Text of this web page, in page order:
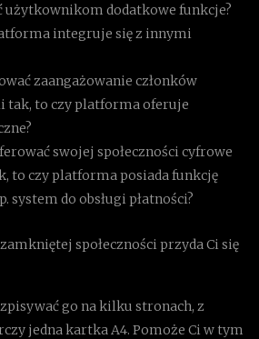
użytkownikom dodatkowe funkcje?
integruje się z innymi
zaangażowanie członków
tak, to czy platforma oferuje
swojej społeczności cyfrowe
to czy platforma posiada funkcję
system do obsługi płatności?
społeczności przyda Ci się
go na kilku stronach, z
jedna kartka A4. Pomoże Ci w tym